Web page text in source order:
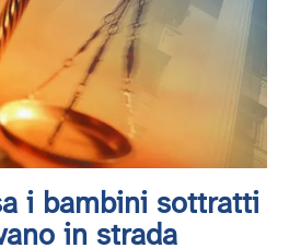
i bambini sottratti
in strada